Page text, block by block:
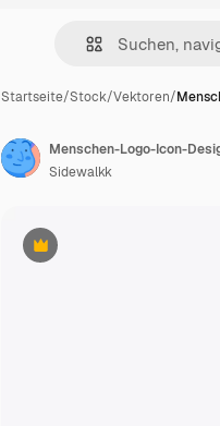
Startseite/Stock/Vektoren/
Premium
Menschen-Logo-Icon-
Sidewalkk